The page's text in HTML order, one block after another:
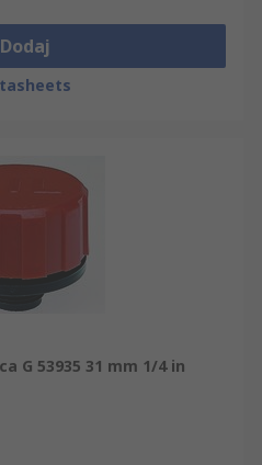
Dodaj
G 53935 31 mm 1/4 in